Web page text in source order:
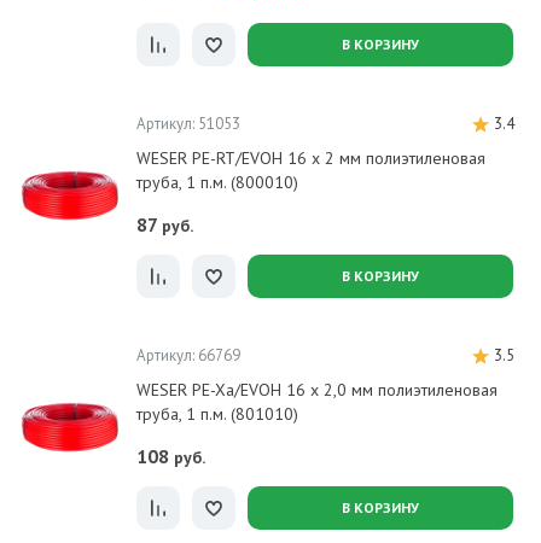
В КОРЗИНУ
Артикул: 51053 3.4
WESER PE-RT/EVOH 16 х 2 мм полиэтиленовая
труба, 1 п.м. (800010)
87 руб.
В КОРЗИНУ
Артикул: 66769 3.5
WESER PE-Xa/EVOH 16 x 2,0 мм полиэтиленовая
труба, 1 п.м. (801010)
108 руб.
В КОРЗИНУ